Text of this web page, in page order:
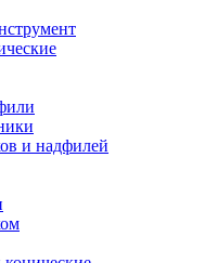
и надфилей